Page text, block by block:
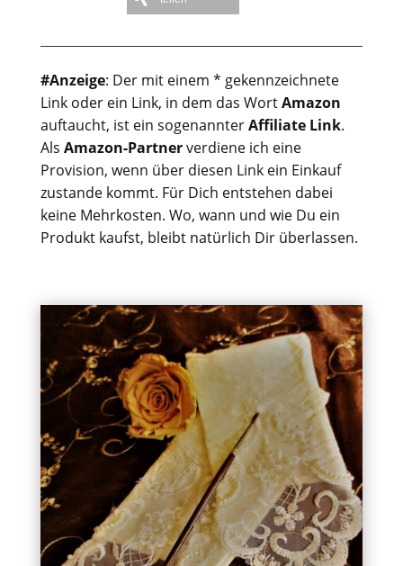
#Anzeige: Der mit einem * gekennzeichnete
Link oder ein Link, in dem das WortAmazon
auftaucht, ist ein sogenannterAffiliate Link.
Als Amazon-Partnerverdiene ich eine
Provision, wenn über diesen Link ein Einkauf
zustande kommt. Für Dich entstehen dabei
keine Mehrkosten. Wo, wann und wie Du ein
Produkt kaufst, bleibt natürlich Dir überlassen.